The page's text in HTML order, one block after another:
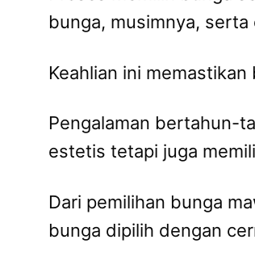
bunga, musimnya,
Keahlian ini
Pengalaman bertahun-
estetis tetapi juga
Dari pemilihan bunga
bunga dipilih dengan